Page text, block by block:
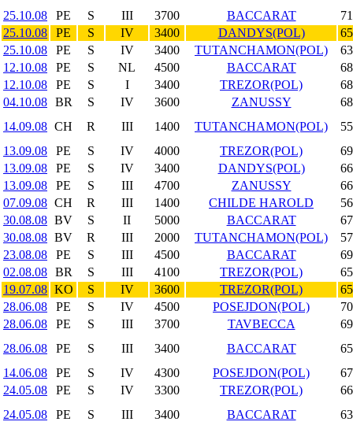
25.10.08
PE S III 3700 BACCARAT
25.10.08
PE S IV 3400 DANDYS(POL)
25.10.08
PE S IV 3400 TUTANCHAMON(POL)
12.10.08
PE S NL 4500 BACCARAT
12.10.08
PE S I 3400 TREZOR(POL)
04.10.08 BR S IV 3600 ZANUSSY
14.09.08 CH R III 1400 TUTANCHAMON(POL)
13.09.08
PE S IV 4000 TREZOR(POL)
13.09.08
PE S IV 3400 DANDYS(POL)
13.09.08
PE S III 4700 ZANUSSY
07.09.08 CH R III 1400 CHILDE HAROLD
30.08.08 BV S II 5000 BACCARAT
30.08.08 BV R III 2000 TUTANCHAMON(POL)
23.08.08
PE S III 4500 BACCARAT
02.08.08 BR S III 4100 TREZOR(POL)
19.07.08 KO S IV 3600 TREZOR(POL)
28.06.08
PE S IV 4500 POSEJDON(POL)
28.06.08
PE S III 3700 TAVBECCA
28.06.08
PE S III 3400 BACCARAT
14.06.08
PE S IV 4300 POSEJDON(POL)
24.05.08
PE S IV 3300 TREZOR(POL)
24.05.08
PE S III 3400 BACCARAT